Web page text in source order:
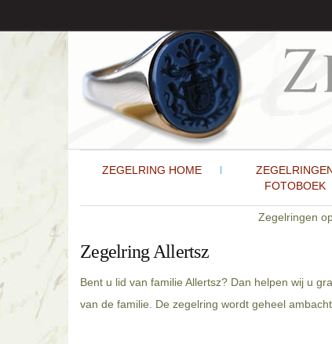
ZEGELRING HOME
FOTOBOEK
Zegelringen
Zegelring Allertsz
Bent u lid van familie Allertsz? Dan helpen wij u
van de familie. De zegelring wordt geheel